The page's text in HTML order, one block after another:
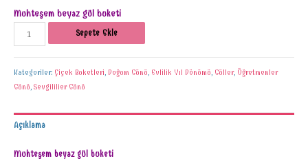
Muhteşem beyaz gül buketi
Sepete Ekle
Kategoriler: Çiçek Buketleri, Doğum Günü, Evlilik Yıl Dönümü, Güller, Öğretmenler
Günü, Sevgililier Günü
Açıklama
Muhteşem beyaz gül buketi